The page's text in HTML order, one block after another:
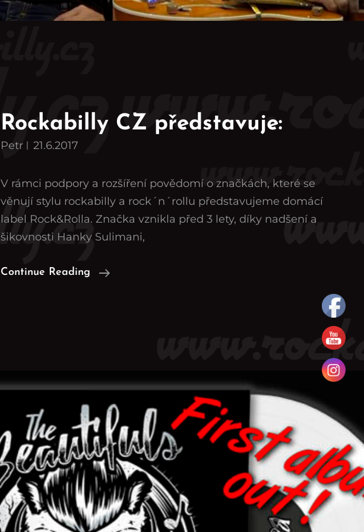
Rockabilly CZ představuje:
Petr 21.6.2017
V rámci podpory a rozšíření povědomí o značkách, které se
věnují stylu rockabilly a rock´n´rollu představujeme domácí
label Rock&Rolla. Značka vznikla před 3 lety, díky nadšení a
šikovnosti Hanky Sulimani,
Continue Reading
Rockabilly